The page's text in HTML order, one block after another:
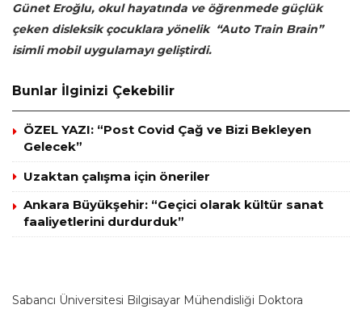
Günet Eroğlu, okul hayatında ve öğrenmede güçlük
çeken disleksik çocuklara yönelik “Auto Train Brain”
isimli mobil uygulamayı geliştirdi.
Bunlar İlginizi Çekebilir
ÖZEL YAZI: “Post Covid Çağ ve Bizi Bekleyen
Gelecek”
Uzaktan çalışma için öneriler
Ankara Büyükşehir: “Geçici olarak kültür sanat
faaliyetlerini durdurduk”
Sabancı Üniversitesi Bilgisayar Mühendisliği Doktora